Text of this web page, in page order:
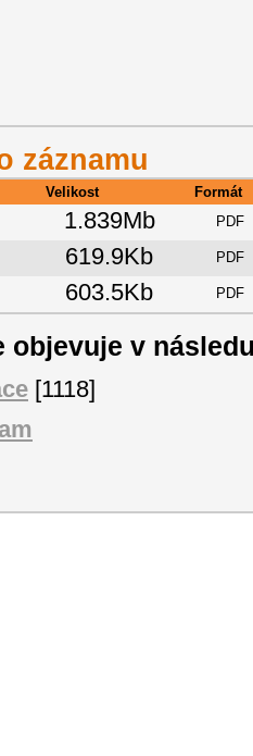
záznamu
Velikost
Formát
1.839Mb PDF
619.9Kb PDF
603.5Kb PDF
objevuje v
[1118]